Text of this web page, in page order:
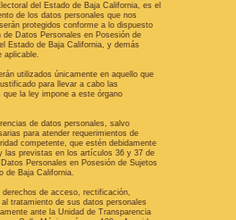
del Estado de Baja California, es el
de los datos personales que nos
protegidos conforme a lo dispuesto
de Datos Personales en Posesión de
Estado de Baja California, y demás
aplicable.
utilizados únicamente en aquello que
para llevar a cabo las
la ley impone a este órgano
de datos personales, salvo
para atender requerimientos de
competente, que estén debidamente
las previstas en los artículos 36 y 37 de
Personales en Posesión de Sujetos
de Baja California.
de acceso, rectificación,
tratamiento de sus datos personales
ante la Unidad de Transparencia